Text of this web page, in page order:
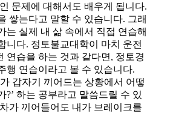
문제에 대해서도 배우게 됩니다.
쌓는다고 말할 수 있습니다. 그래
는 실제 내 삶 속에서 직접 연습해
니다. 정토불교대학이 마치 운전
연습을 하는 것과 같다면, 정토경
행 연습이라고 볼 수 있습니다.
갑자기 끼어드는 상황에서 어떻
?’ 하는 공부라고 말씀드릴 수 있
가 끼어들어도 내가 브레이크를